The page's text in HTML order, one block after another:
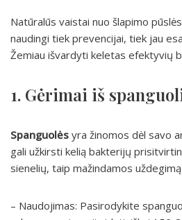
Natūralūs vaistai nuo šlapimo
naudingi tiek prevencijai, tiek jau
Žemiau išvardyti keletas efektyvių
1. Gėrimai iš
Spanguolės yra žinomos dėl savo
gali užkirsti kelią bakterijų
sienelių, taip mažindamos
– Naudojimas: Pasirodykite